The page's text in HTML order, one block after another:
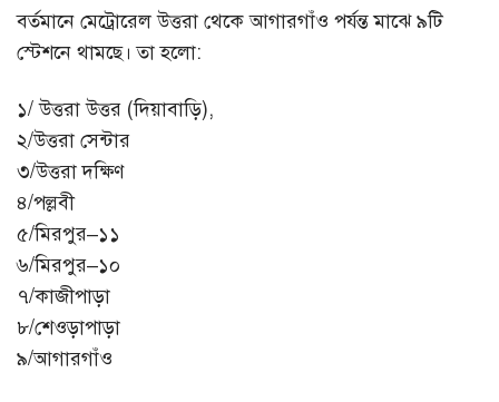
বর্তমানে মেট্রোরেল উত্তরা থেকে আগারগাঁও পর্যন্ত মাঝে ৯টি
স্টেশনে থামছে। তা হলো:
১/ উত্তরা উত্তর (দিয়াবাড়ি),
২/উত্তরা সেন্টার
৩/উত্তরা দক্ষিণ
৪/পল্লবী
৫/মিরপুর–১১
৬/মিরপুর–১০
৭/কাজীপাড়া
৮/শেওড়াপাড়া
৯/আগারগাঁও